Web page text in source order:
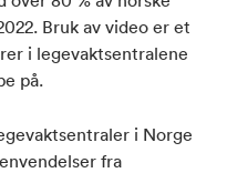
Bruk av video er et
i legevaktsentralene
på.
i Norge
fra